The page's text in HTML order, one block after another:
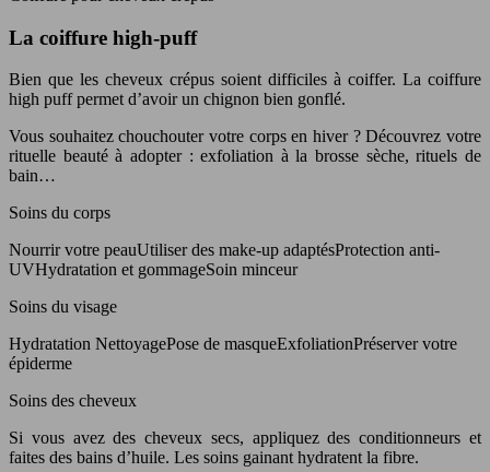
La coiffure high-puff
Bien que les cheveux crépus soient difficiles à coiffer. La coiffure
high puff permet d’avoir un chignon bien gonflé.
Vous souhaitez chouchouter votre corps en hiver ? Découvrez votre
rituelle beauté à adopter : exfoliation à la brosse sèche, rituels de
bain…
Soins du corps
Nourrir votre peauUtiliser des make-up adaptésProtection anti-
UVHydratation et gommageSoin minceur
Soins du visage
Hydratation NettoyagePose de masqueExfoliationPréserver votre
épiderme
Soins des cheveux
Si vous avez des cheveux secs, appliquez des conditionneurs et
faites des bains d’huile. Les soins gainant hydratent la fibre.